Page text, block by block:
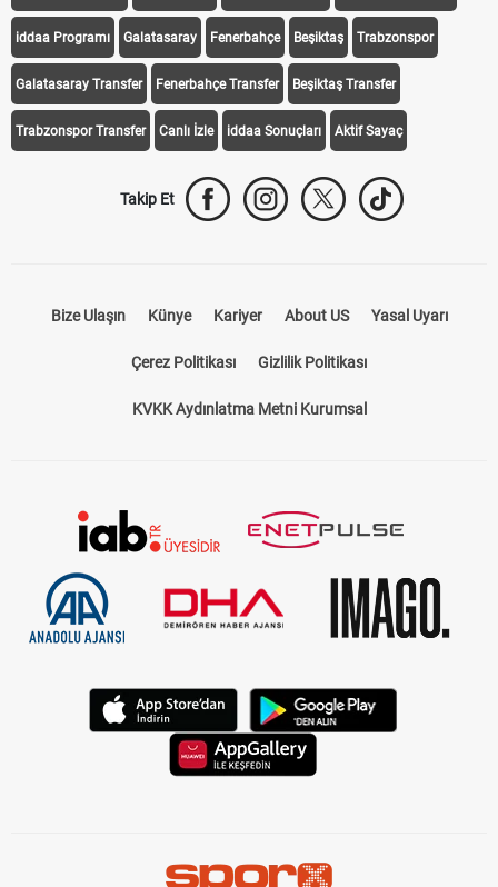
iddaa Programı Galatasaray Fenerbahçe Beşiktaş Trabzonspor
Galatasaray Transfer Fenerbahçe Transfer Beşiktaş Transfer
Trabzonspor Transfer Canlı İzle iddaa Sonuçları Aktif Sayaç
Takip Et
Bize Ulaşın Künye Kariyer About US Yasal Uyarı
Çerez Politikası Gizlilik Politikası
KVKK Aydınlatma Metni Kurumsal